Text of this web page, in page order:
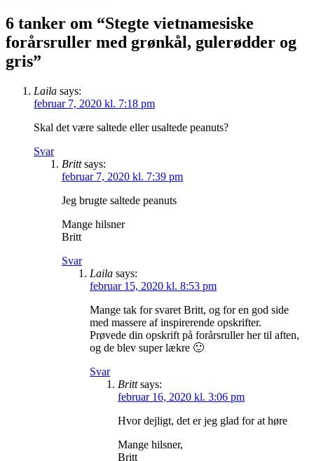
6 tanker om “Stegte vietnamesiske
forårsruller med grønkål, gulerødder og
gris”
Laila says:
februar 7, 2020 kl. 7:18 pm
Skal det være saltede eller usaltede peanuts?
Svar
Britt says:
februar 7, 2020 kl. 7:39 pm
Jeg brugte saltede peanuts
Mange hilsner
Britt
Svar
Laila says:
februar 15, 2020 kl. 8:53 pm
Mange tak for svaret Britt, og for en god side
med massere af inspirerende opskrifter.
Prøvede din opskrift på forårsruller her til aften,
og de blev super lækre 🙂
Svar
Britt says:
februar 16, 2020 kl. 3:06 pm
Hvor dejligt, det er jeg glad for at høre
Mange hilsner,
Britt